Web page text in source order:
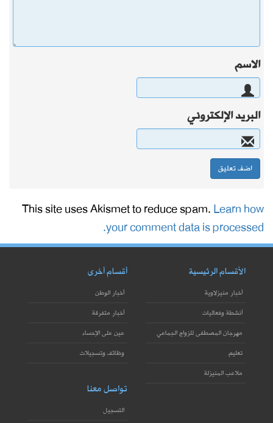
الاسم
البريد الإلكتروني
This site uses Akismet to reduce spam.Learn how
your comment data is processed.
الأقسام الرئيسية
أخبار منيزلاوية
أنشطة وفعاليات
مهرجان المصطفى للزواج الجماعي
تعليم
ملاعب المنيزلة
أقسام أخرى
أخبار الوطن
أخبار متفرقة
عين على الإحساء
وظائف وتسجيلات
تواصل معنا
التسجيل